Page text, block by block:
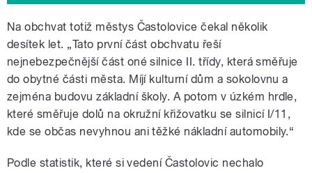
Na obchvat totiž městys Častolovice čekal několik
desítek let. „Tato první část obchvatu řeší
nejnebezpečnější část oné silnice II. třídy, která směřuje
do obytné části města. Míjí kulturní dům a sokolovnu a
zejména budovu základní školy. A potom v úzkém hrdle,
které směřuje dolů na okružní křižovatku se silnicí I/11,
kde se občas nevyhnou ani těžké nákladní automobily.“
Podle statistik, které si vedení Častolovic nechalo